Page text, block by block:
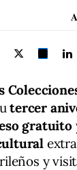
tercer
gratuito
y